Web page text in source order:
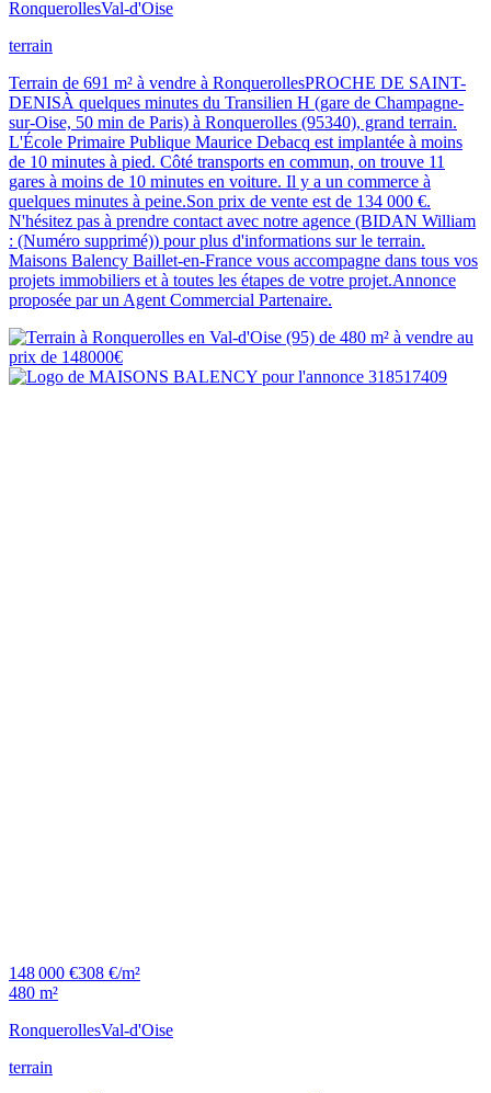
RonquerollesVal-d'Oise
terrain
Terrain de 691 m² à vendre à RonquerollesPROCHE DE SAINT-
DENISÀ quelques minutes du Transilien H (gare de Champagne-
sur-Oise, 50 min de Paris) à Ronquerolles (95340), grand terrain.
L'École Primaire Publique Maurice Debacq est implantée à moins
de 10 minutes à pied. Côté transports en commun, on trouve 11
gares à moins de 10 minutes en voiture. Il y a un commerce à
quelques minutes à peine.Son prix de vente est de 134 000 €.
N'hésitez pas à prendre contact avec notre agence (BIDAN William
: (Numéro supprimé)) pour plus d'informations sur le terrain.
Maisons Balency Baillet-en-France vous accompagne dans tous vos
projets immobiliers et à toutes les étapes de votre projet.Annonce
proposée par un Agent Commercial Partenaire.
148 000 €308 €/m²
480 m²
RonquerollesVal-d'Oise
terrain